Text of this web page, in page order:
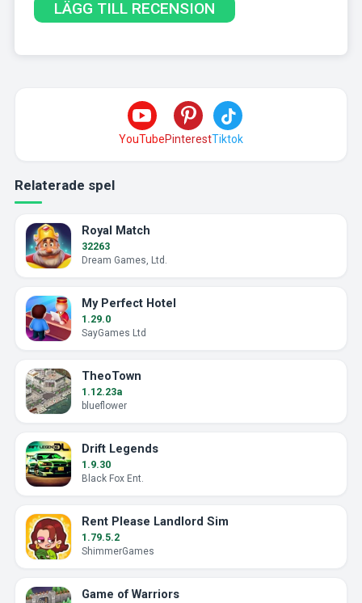
YouTubePinterestTiktok
Relaterade spel
Royal Match
32263
Dream Games, Ltd.
My Perfect Hotel
1.29.0
SayGames Ltd
TheoTown
1.12.23a
blueflower
Drift Legends
1.9.30
Black Fox Ent.
Rent Please Landlord Sim
1.79.5.2
ShimmerGames
Game of Warriors